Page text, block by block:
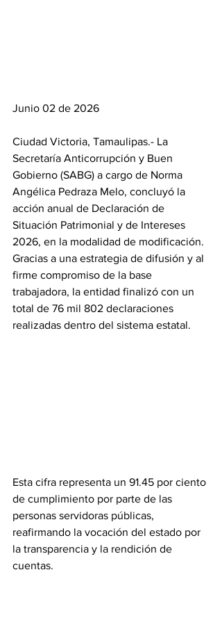
Junio 02 de 2026
Ciudad Victoria, Tamaulipas.- La
Secretaría Anticorrupción y Buen
Gobierno (SABG) a cargo de Norma
Angélica Pedraza Melo, concluyó la
acción anual de Declaración de
Situación Patrimonial y de Intereses
2026, en la modalidad de modificación.
Gracias a una estrategia de difusión y al
firme compromiso de la base
trabajadora, la entidad finalizó con un
total de 76 mil 802 declaraciones
realizadas dentro del sistema estatal.
Esta cifra representa un 91.45 por ciento
de cumplimiento por parte de las
personas servidoras públicas,
reafirmando la vocación del estado por
la transparencia y la rendición de
cuentas.